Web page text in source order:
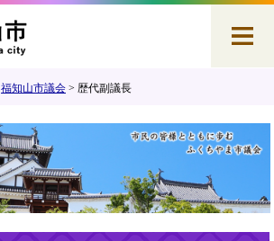
福知山市議会 > 歴代副議長